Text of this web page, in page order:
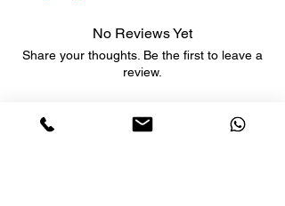
No Reviews Yet
Share your thoughts. Be the first to leave a
review.
Leave a Review